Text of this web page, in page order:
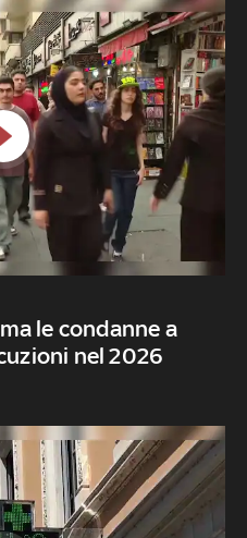
le condanne a
nel 2026